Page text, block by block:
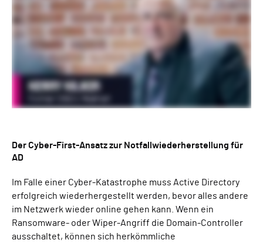
Der Cyber-First-Ansatz zur Notfallwiederherstellung für
AD
Im Falle einer Cyber-Katastrophe muss Active Directory
erfolgreich wiederhergestellt werden, bevor alles andere
im Netzwerk wieder online gehen kann. Wenn ein
Ransomware- oder Wiper-Angriff die Domain-Controller
ausschaltet, können sich herkömmliche